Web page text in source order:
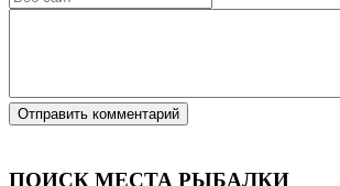
ПОИСК МЕСТА РЫБАЛКИ